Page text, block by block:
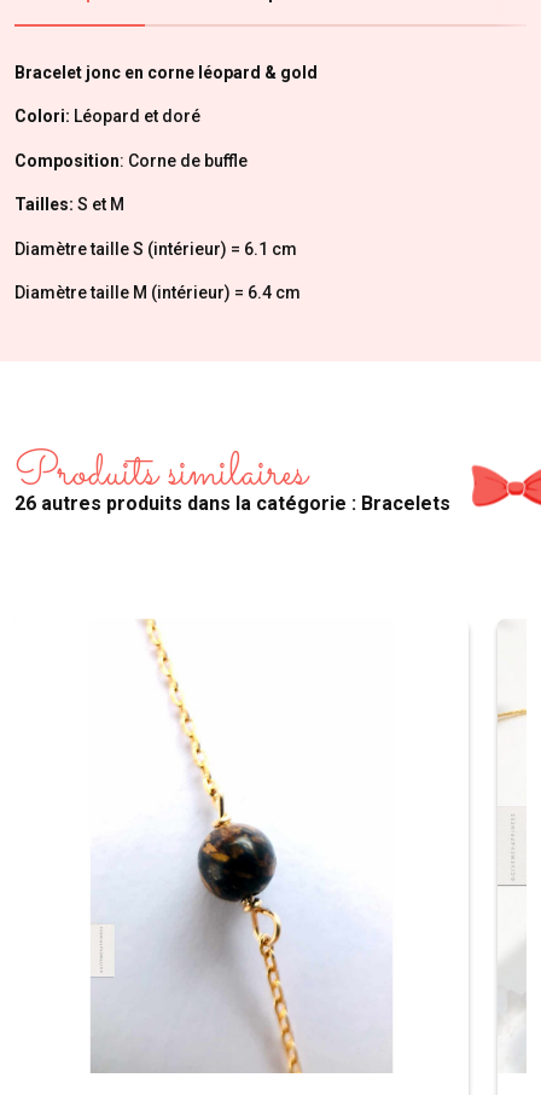
Bracelet jonc en corne léopard & gold
Colori: Léopard et doré
Composition: Corne de buffle
Tailles: S et M
Diamètre taille S (intérieur) = 6.1 cm
Diamètre taille M (intérieur) = 6.4 cm
Produits similaires
26 autres produits dans la catégorie : Bracelets